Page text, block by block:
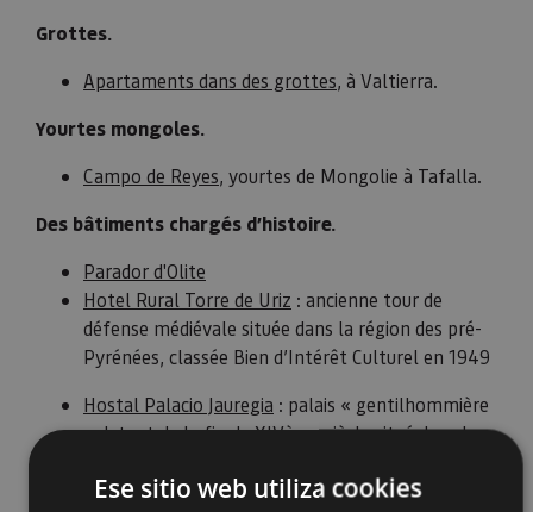
Grottes.
Apartaments dans des grottes, à Valtierra.
Yourtes mongoles.
Campo de Reyes, yourtes de Mongolie à Tafalla.
Des bâtiments chargés d’histoire.
Parador d'Olite
Hotel Rural Torre de Uriz : ancienne tour de
défense médiévale située dans la région des pré-
Pyrénées, classée Bien d’Intérêt Culturel en 1949
Hostal Palacio Jauregia : palais « gentilhommière
» datant de la fin du XIVème siècle situé dans le
Ese sitio web utiliza cookies